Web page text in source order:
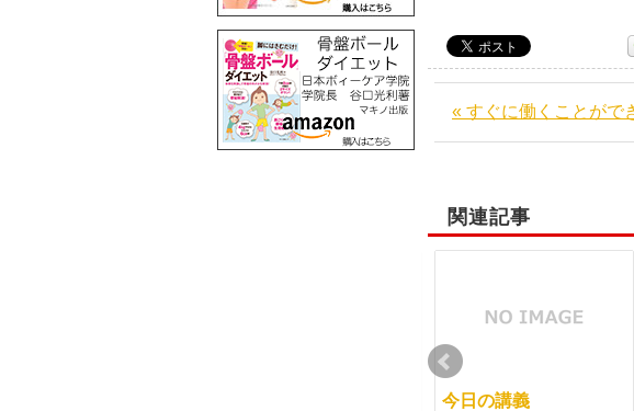
« すぐに働くことがで
関連記事
今日の講義